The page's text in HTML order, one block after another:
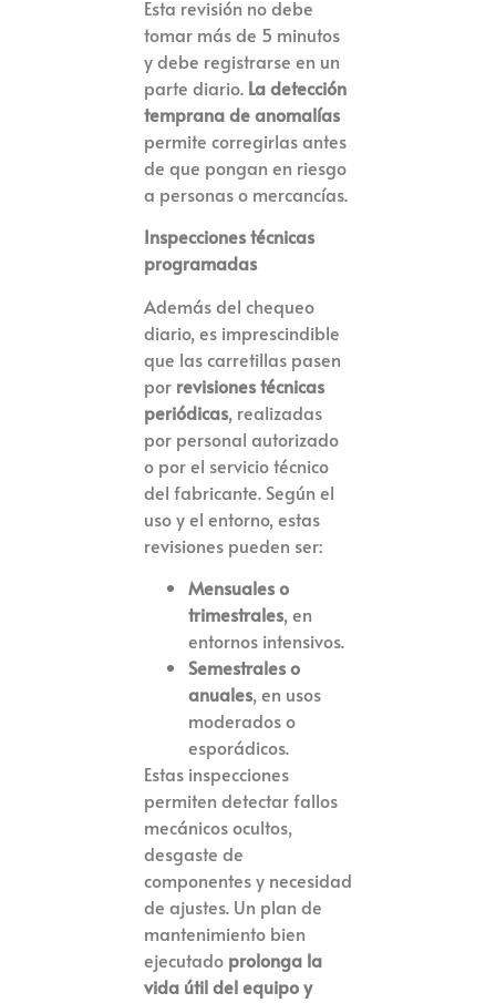
Esta revisión no debe
tomar más de 5 minutos
y debe registrarse en un
parte diario. La detección
temprana de anomalías
permite corregirlas antes
de que pongan en riesgo
a personas o mercancías.
Inspecciones técnicas
programadas
Además del chequeo
diario, es imprescindible
que las carretillas pasen
por revisiones técnicas
periódicas, realizadas
por personal autorizado
o por el servicio técnico
del fabricante. Según el
uso y el entorno, estas
revisiones pueden ser:
Mensuales o
trimestrales, en
entornos intensivos.
Semestrales o
anuales, en usos
moderados o
esporádicos.
Estas inspecciones
permiten detectar fallos
mecánicos ocultos,
desgaste de
componentes y necesidad
de ajustes. Un plan de
mantenimiento bien
ejecutado prolonga la
vida útil del equipo y